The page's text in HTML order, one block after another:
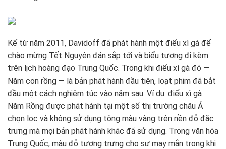
Kể từ năm 2011, Davidoff đã phát hành một điếu xì gà để
chào mừng Tết Nguyên đán sắp tới và biểu tượng đi kèm
trên lịch hoàng đạo Trung Quốc. Trong khi điếu xì gà đó —
Năm con rồng — là bản phát hành đầu tiên, loạt phim đã bắt
đầu một cách nghiêm túc vào năm sau. Ví dụ: điếu xì gà
Năm Rồng được phát hành tại một số thị trường châu Á
chọn lọc và không sử dụng tông màu vàng trên nền đỏ đặc
trưng mà mọi bản phát hành khác đã sử dụng. Trong văn hóa
Trung Quốc, màu đỏ tượng trưng cho sự may mắn trong khi